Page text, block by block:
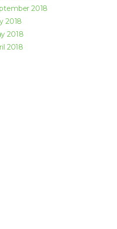
2018
2018
2018
2018